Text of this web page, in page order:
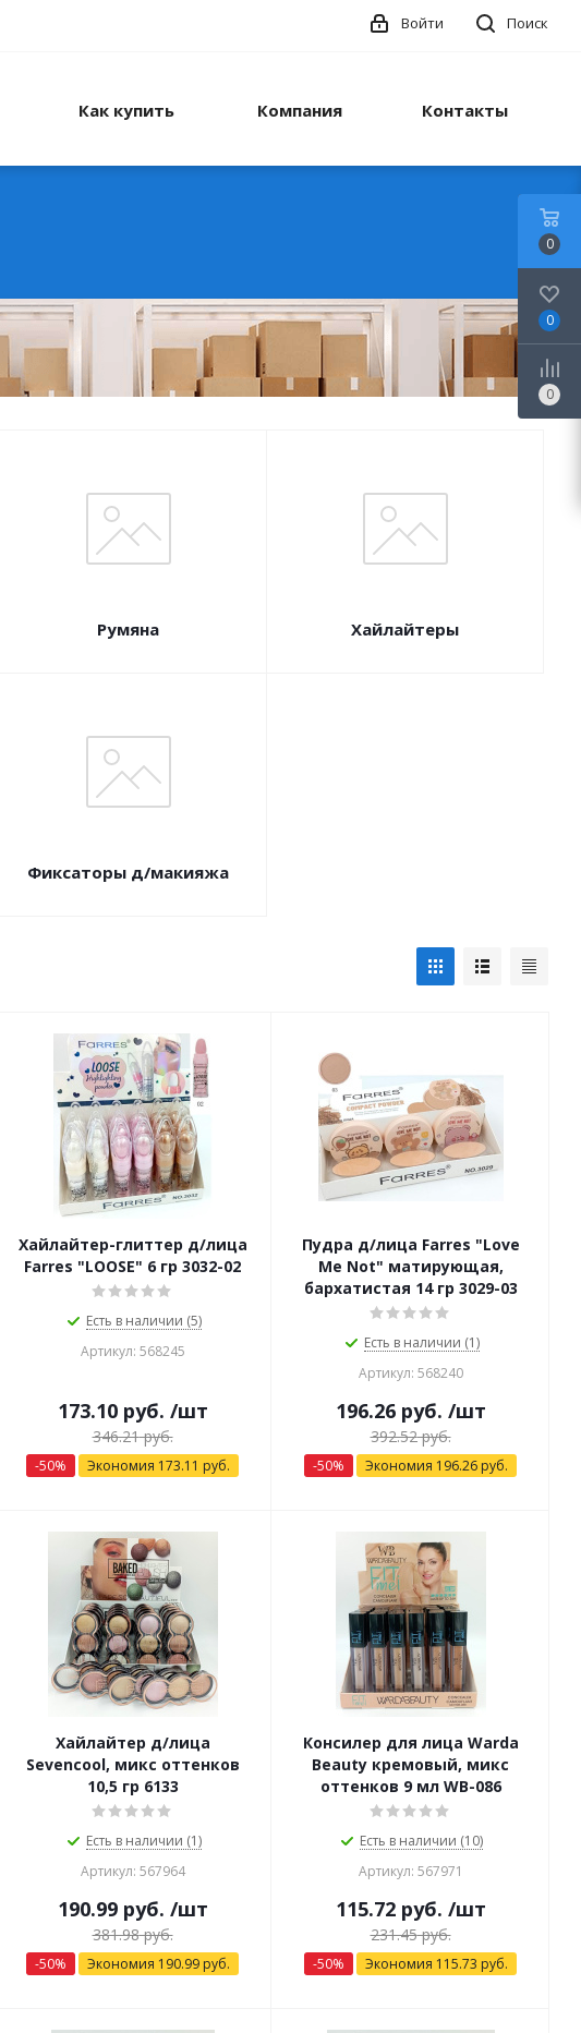
Поиск
Войти
Как купить Компания Контакты
Румяна Хайлайтеры
Фиксаторы д/макияжа
Xайлайтер-глиттер д/лица
Farres "LOOSE" 6 гр 3032-02
Есть в наличии (5)
Артикул: 568245
173.10руб. /шт
346.21руб.
-50% Экономия 173.11 руб.
Пудра д/лица Farres "Love
Me Not" матирующая,
бархатистая 14 гр 3029-03
Есть в наличии (1)
Артикул: 568240
196.26руб. /шт
392.52руб.
-50% Экономия 196.26 руб.
Хайлайтер д/лица
Sevencool, микс оттенков
10,5 гр 6133
Есть в наличии (1)
Артикул: 567964
190.99руб. /шт
381.98руб.
-50% Экономия 190.99 руб.
Консилер для лица Warda
Beauty кремовый, микс
оттенков 9 мл WB-086
Есть в наличии (10)
Артикул: 567971
115.72руб. /шт
231.45руб.
-50% Экономия 115.73 руб.
0
0
0